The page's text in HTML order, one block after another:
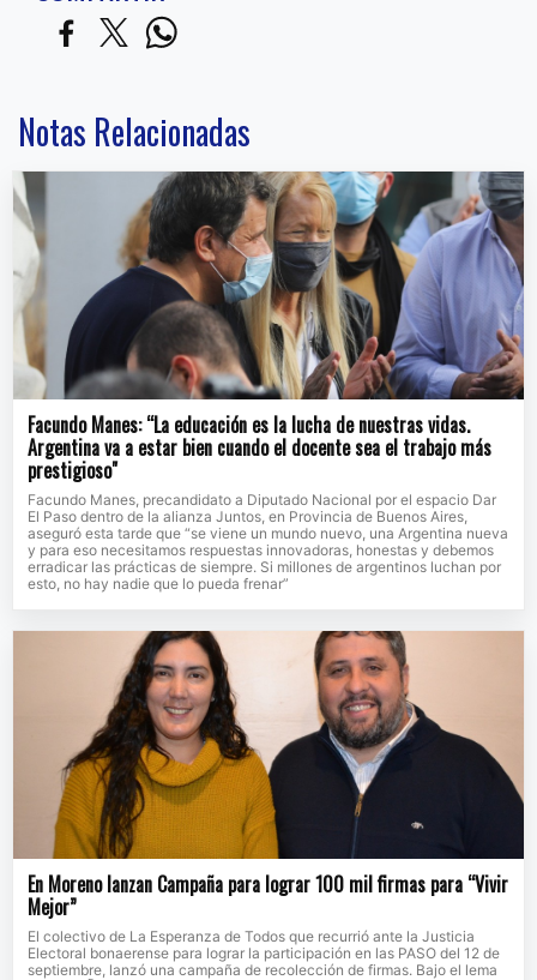
Notas Relacionadas
Facundo Manes: “La educación es la lucha de nuestras vidas.
Argentina va a estar bien cuando el docente sea el trabajo más
prestigioso"
Facundo Manes, precandidato a Diputado Nacional por el espacio Dar
El Paso dentro de la alianza Juntos, en Provincia de Buenos Aires,
aseguró esta tarde que “se viene un mundo nuevo, una Argentina nueva
y para eso necesitamos respuestas innovadoras, honestas y debemos
erradicar las prácticas de siempre. Si millones de argentinos luchan por
esto, no hay nadie que lo pueda frenar”
En Moreno lanzan Campaña para lograr 100 mil firmas para “Vivir
Mejor”
El colectivo de La Esperanza de Todos que recurrió ante la Justicia
Electoral bonaerense para lograr la participación en las PASO del 12 de
septiembre, lanzó una campaña de recolección de firmas. Bajo el lema